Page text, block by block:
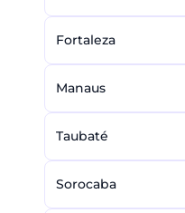
Fortaleza
Manaus
Taubaté
Sorocaba